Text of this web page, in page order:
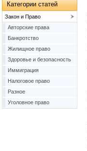
Категории статей
Закон и Право
Авторские права
Банкротство
Жилищное право
Здоровье и безопасность
Иммиграция
Налоговое право
Разное
Уголовное право